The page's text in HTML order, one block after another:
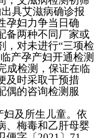
具艾滋病确诊报
孕妇力争当日确
备两种不同厂家或
，对未进行“三项检
产孕产妇开通检测
成检测，保证在临
及时采取干预措
偶的咨询检测服
及所生儿童。依
、梅毒和乙肝母婴